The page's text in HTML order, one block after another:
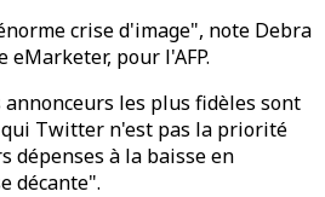
crise d'image", note Debra
pour l'AFP.
les plus fidèles sont
Twitter n'est pas la priorité
dépenses à la baisse en
décante".